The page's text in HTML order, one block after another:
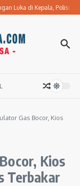
Luka di Kepala, Polisi
Gas Bocor, Kios
Kios
Terbakar